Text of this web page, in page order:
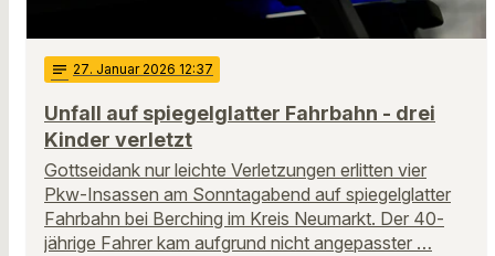
notes 27. Januar 2026 12:37
Unfall auf spiegelglatter Fahrbahn - drei
Kinder verletzt
Gottseidank nur leichte Verletzungen erlitten vier
Pkw-Insassen am Sonntagabend auf spiegelglatter
Fahrbahn bei Berching im Kreis Neumarkt. Der 40-
jährige Fahrer kam aufgrund nicht angepasster …